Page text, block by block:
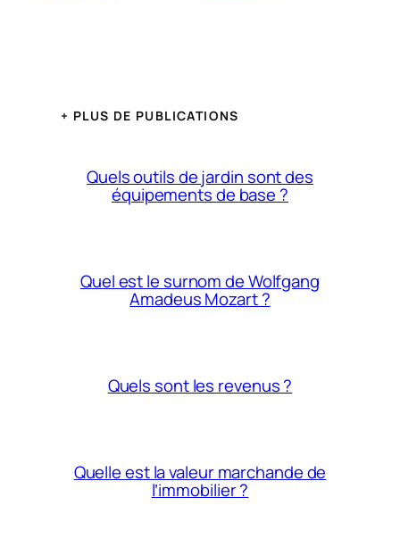
+ PLUS DE PUBLICATIONS
Quels outils de jardin sont des
équipements de base ?
Quel est le surnom de Wolfgang
Amadeus Mozart ?
Quels sont les revenus ?
Quelle est la valeur marchande de
l’immobilier ?